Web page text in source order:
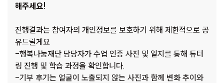
해주세요!
진행결과는 참여자의 개인정보를 보호하기 위해 제한적으로 공
유드릴게요
-행복나눔재단 담당자가 수업 인증 사진 및 일지를 통해 튜터
링 진행 및 학습 과정을 확인합니다.
-기부 후기는 얼굴이 노출되지 않는 사진과 함께 변화 추이와